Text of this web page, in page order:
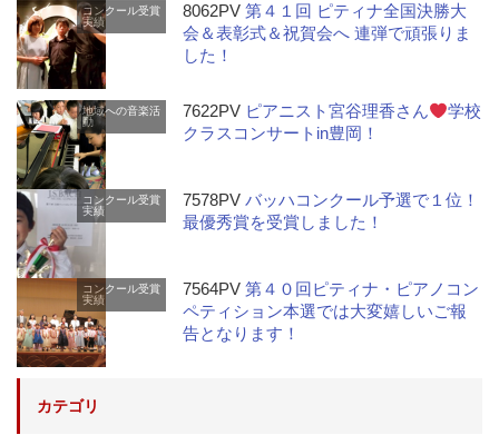
コンクール受賞
実績
8062PV第４１回 ピティナ全国決勝大
会＆表彰式＆祝賀会へ 連弾で頑張りま
した！
地域への音楽活
動
7622PV ピアニスト宮谷理香さん
学校
クラスコンサートin豊岡！
コンクール受賞
実績
7578PVバッハコンクール予選で１位！
最優秀賞を受賞しました！
コンクール受賞
実績
7564PV第４０回ピティナ・ピアノコン
ペティション本選では大変嬉しいご報
告となります！
カテゴリ